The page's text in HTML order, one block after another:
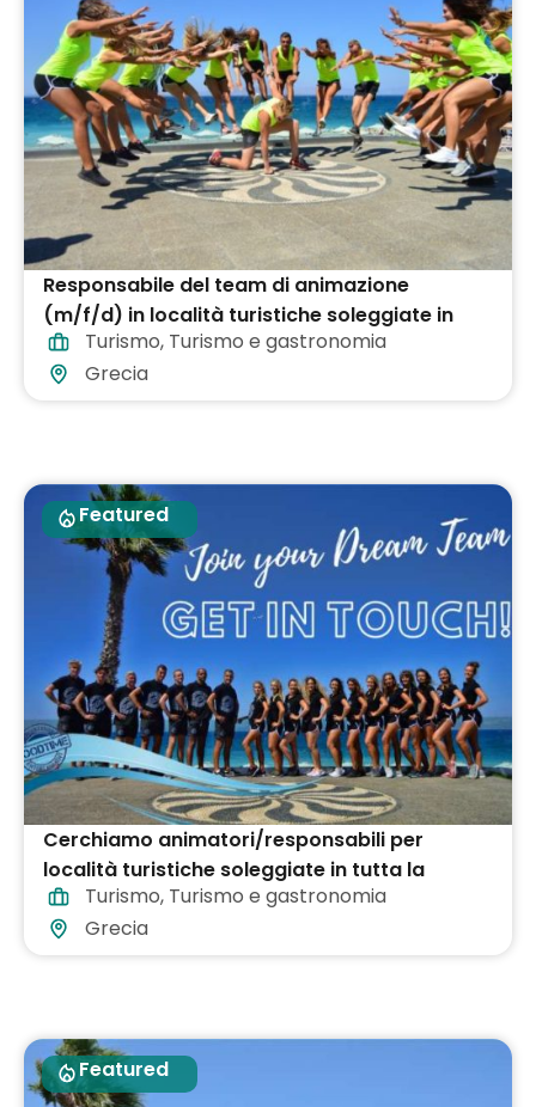
Responsabile del team di animazione
(m/f/d) in località turistiche soleggiate in
tutta la Grecia
Turismo, Turismo e gastronomia
Grecia
Featured
Cerchiamo animatori/responsabili per
località turistiche soleggiate in tutta la
GreciaTurismo, Turismo e gastronomia
Grecia
Featured